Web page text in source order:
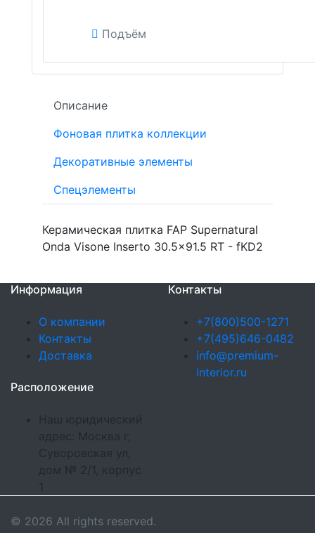
Подъём
Описание
Фоновая плитка коллекции
Декоративные элементы
Спецэлементы
Керамическая плитка FAP Supernatural
Onda Visone Inserto 30.5x91.5 RT - fKD2
Информация
О компании
Контакты
Доставка
Контакты
+7(800)500-1271
+7(495)646-0482
info@premium-
interior.ru
Расположение
Наш юридический
адрес: Москва г,
Суворовская ул,
дом № 2/1, корпус
© 2026 All rights reserved.